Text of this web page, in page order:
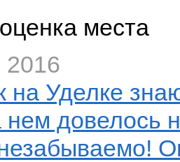
оценка места
2016
на Уделке
нем довелось